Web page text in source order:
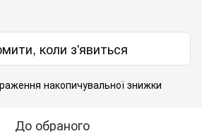
коли з'явиться
накопичувальної знижки
До обраного